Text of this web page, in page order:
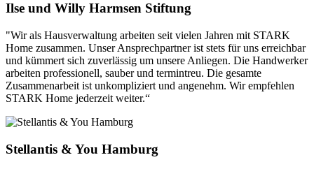
Ilse und Willy Harmsen Stiftung
"Wir als Hausverwaltung arbeiten seit vielen Jahren mit STARK
Home zusammen. Unser Ansprechpartner ist stets für uns erreichbar
und kümmert sich zuverlässig um unsere Anliegen. Die Handwerker
arbeiten professionell, sauber und termintreu. Die gesamte
Zusammenarbeit ist unkompliziert und angenehm. Wir empfehlen
STARK Home jederzeit weiter.“
Stellantis & You Hamburg